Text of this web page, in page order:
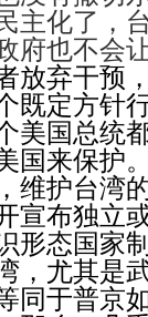
主化了，
府也不会
放弃干预
既定方针
美国总统
国来保护
维护台湾
宣布独立
形态国家
，尤其是
同于普京